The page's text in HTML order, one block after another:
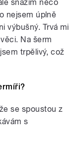
snažím něco
nejsem úplně
výbušný. Trvá mi
Na šerm
trpělivý, což
se spoustou z
s